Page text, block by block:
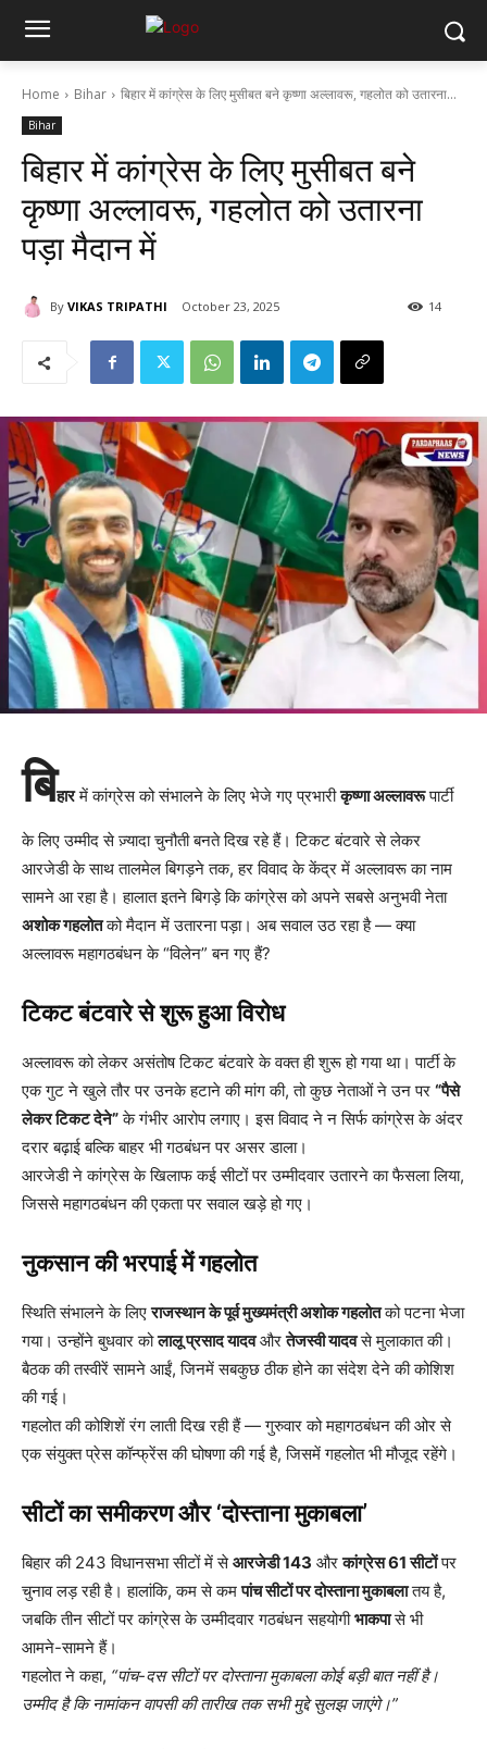
Home Bihar बिहार में कांग्रेस के लिए मुसीबत बने कृष्णा अल्लावरू, गहलोत को उतारना...
Bihar
बिहार में कांग्रेस के लिए मुसीबत बने
कृष्णा अल्लावरू, गहलोत को उतारना
पड़ा मैदान में
By VIKAS TRIPATHI October 23, 2025 14
बिहारमें कांग्रेस को संभालने के लिए भेजे गए प्रभारीकृष्णा अल्लावरूपार्टी
के लिए उम्मीद से ज़्यादा चुनौती बनते दिख रहे हैं। टिकट बंटवारे से लेकर
आरजेडी के साथ तालमेल बिगड़ने तक, हर विवाद के केंद्र में अल्लावरू का नाम
सामने आ रहा है। हालात इतने बिगड़े कि कांग्रेस को अपने सबसे अनुभवी नेता
अशोक गहलोतको मैदान में उतारना पड़ा। अब सवाल उठ रहा है — क्या
अल्लावरू महागठबंधन के “विलेन” बन गए हैं?
टिकट बंटवारे से शुरू हुआ विरोध
अल्लावरू को लेकर असंतोष टिकट बंटवारे के वक्त ही शुरू हो गया था। पार्टी के
एक गुट ने खुले तौर पर उनके हटाने की मांग की, तो कुछ नेताओं ने उन पर “पैसे
लेकर टिकट देने”के गंभीर आरोप लगाए। इस विवाद ने न सिर्फ कांग्रेस के अंदर
दरार बढ़ाई बल्कि बाहर भी गठबंधन पर असर डाला।
आरजेडी ने कांग्रेस के खिलाफ कई सीटों पर उम्मीदवार उतारने का फैसला लिया,
जिससे महागठबंधन की एकता पर सवाल खड़े हो गए।
नुकसान की भरपाई में गहलोत
स्थिति संभालने के लिएराजस्थान के पूर्व मुख्यमंत्री अशोक गहलोतको पटना भेजा
गया। उन्होंने बुधवार कोलालू प्रसाद यादवऔरतेजस्वी यादवसे मुलाकात की।
बैठक की तस्वीरें सामने आईं, जिनमें सबकुछ ठीक होने का संदेश देने की कोशिश
की गई।
गहलोत की कोशिशें रंग लाती दिख रही हैं — गुरुवार को महागठबंधन की ओर से
एक संयुक्त प्रेस कॉन्फ्रेंस की घोषणा की गई है, जिसमें गहलोत भी मौजूद रहेंगे।
सीटों का समीकरण और ‘दोस्ताना मुकाबला’
बिहार की 243 विधानसभा सीटों में सेआरजेडी 143 औरकांग्रेस 61 सीटोंपर
चुनाव लड़ रही है। हालांकि, कम से कमपांच सीटों पर दोस्ताना मुकाबलातय है,
जबकि तीन सीटों पर कांग्रेस के उम्मीदवार गठबंधन सहयोगीभाकपासे भी
आमने-सामने हैं।
गहलोत ने कहा, “पांच-दस सीटों पर दोस्ताना मुकाबला कोई बड़ी बात नहीं है।
उम्मीद है कि नामांकन वापसी की तारीख तक सभी मुद्दे सुलझ जाएंगे।”